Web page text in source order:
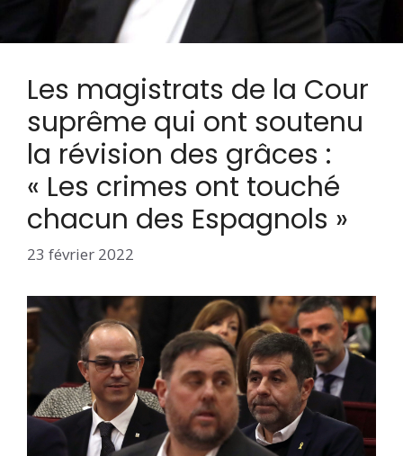
Les magistrats de la Cour
suprême qui ont soutenu
la révision des grâces :
« Les crimes ont touché
chacun des Espagnols »
23 février 2022